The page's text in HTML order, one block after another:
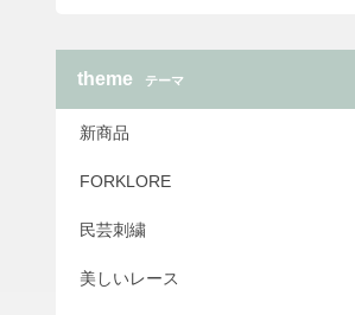
theme テーマ
新商品
FORKLORE
民芸刺繍
美しいレース